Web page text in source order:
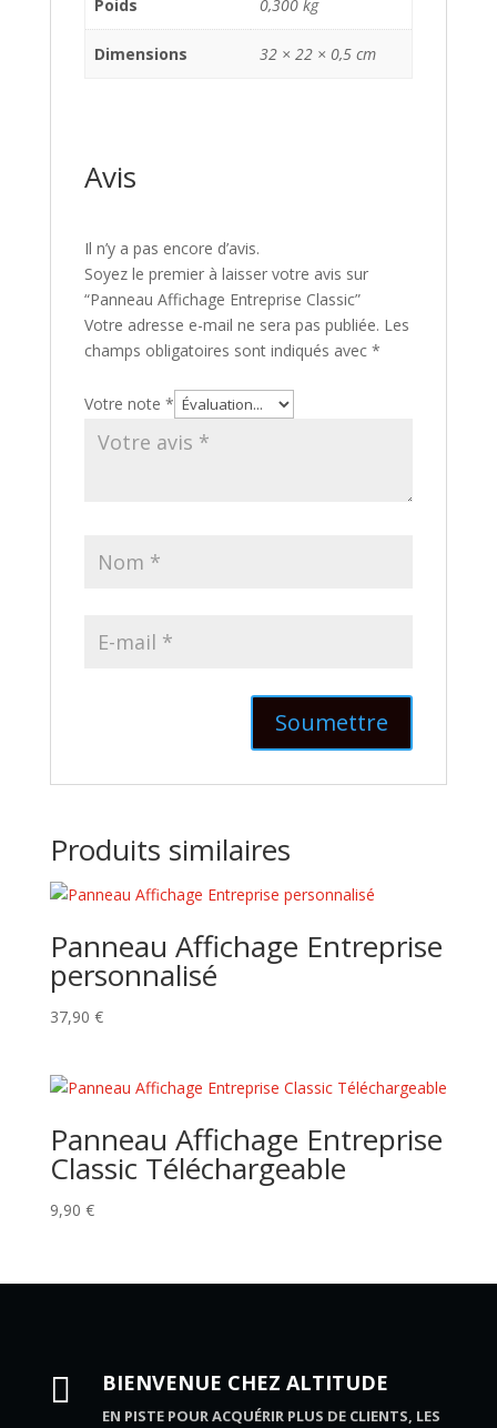
Poids 0,300 kg
Dimensions 32 × 22 × 0,5 cm
Avis
Il n’y a pas encore d’avis.
Soyez le premier à laisser votre avis sur
“Panneau Affichage Entreprise Classic”
Votre adresse e-mail ne sera pas publiée. Les
champs obligatoires sont indiqués avec *
Votre note *
Produits similaires
Panneau Affichage Entreprise
personnalisé
37,90 €
Panneau Affichage Entreprise
Classic Téléchargeable
9,90 €
 BIENVENUE CHEZ ALTITUDE
EN PISTE POUR ACQUÉRIR PLUS DE CLIENTS, LES